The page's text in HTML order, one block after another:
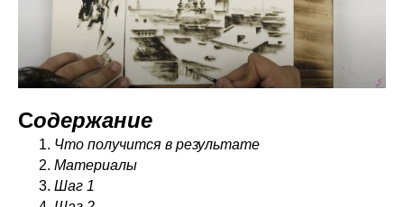
Содержание
Что получится в результате
Материалы
Шаг 1